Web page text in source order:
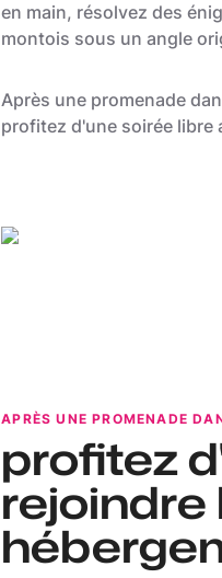
en main, résolvez des
montois sous un angle
Après une promenade
profitez d'une soirée libre
APRÈS UNE PROMENADE
profitez
rejoindre